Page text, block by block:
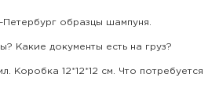
образцы шампуня.
Какие документы есть на груз?
Коробка 12*12*12 см. Что потребуется